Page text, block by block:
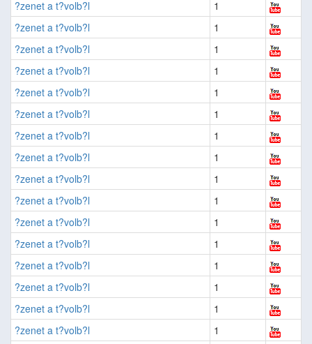
?zenet a t?volb?l
1
?zenet a t?volb?l
1
?zenet a t?volb?l
1
?zenet a t?volb?l
1
?zenet a t?volb?l
1
?zenet a t?volb?l
1
?zenet a t?volb?l
1
?zenet a t?volb?l
1
?zenet a t?volb?l
1
?zenet a t?volb?l
1
?zenet a t?volb?l
1
?zenet a t?volb?l
1
?zenet a t?volb?l
1
?zenet a t?volb?l
1
?zenet a t?volb?l
1
?zenet a t?volb?l
1